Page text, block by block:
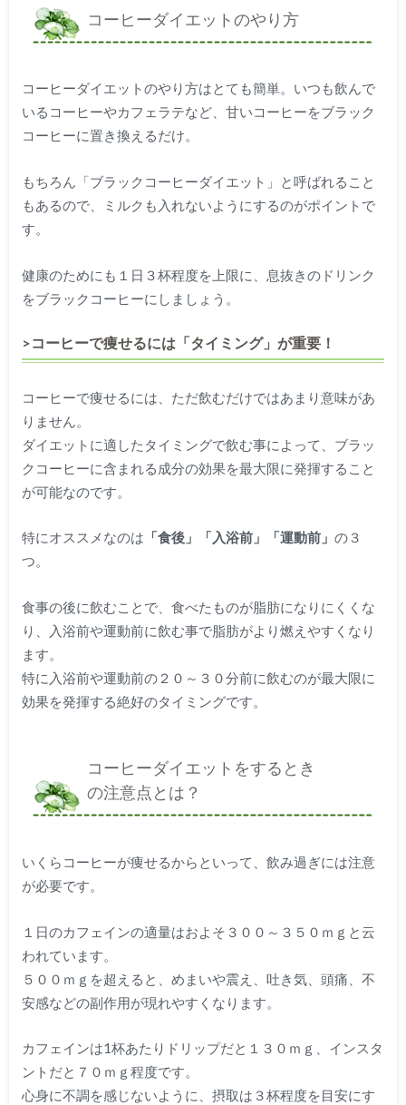
コーヒーダイエットのやり方
コーヒーダイエットのやり方はとても簡単。いつも飲んで
いるコーヒーやカフェラテなど、甘いコーヒーをブラック
コーヒーに置き換えるだけ。
もちろん「ブラックコーヒーダイエット」と呼ばれること
もあるので、ミルクも入れないようにするのがポイントで
す。
健康のためにも１日３杯程度を上限に、息抜きのドリンク
をブラックコーヒーにしましょう。
>コーヒーで痩せるには「タイミング」が重要！
コーヒーで痩せるには、ただ飲むだけではあまり意味があ
りません。
ダイエットに適したタイミングで飲む事によって、ブラッ
クコーヒーに含まれる成分の効果を最大限に発揮すること
が可能なのです。
特にオススメなのは 「食後」「入浴前」「運動前」 の３
つ。
食事の後に飲むことで、食べたものが脂肪になりにくくな
り、入浴前や運動前に飲む事で脂肪がより燃えやすくなり
ます。
特に入浴前や運動前の２０～３０分前に飲むのが最大限に
効果を発揮する絶好のタイミングです。
コーヒーダイエットをするとき
の注意点とは？
いくらコーヒーが痩せるからといって、飲み過ぎには注意
が必要です。
１日のカフェインの適量はおよそ３００～３５０ｍｇと云
われています。
５００ｍｇを超えると、めまいや震え、吐き気、頭痛、不
安感などの副作用が現れやすくなります。
カフェインは1杯あたりドリップだと１３０ｍｇ、インスタ
ントだと７０ｍｇ程度です。
心身に不調を感じないように、摂取は３杯程度を目安にす